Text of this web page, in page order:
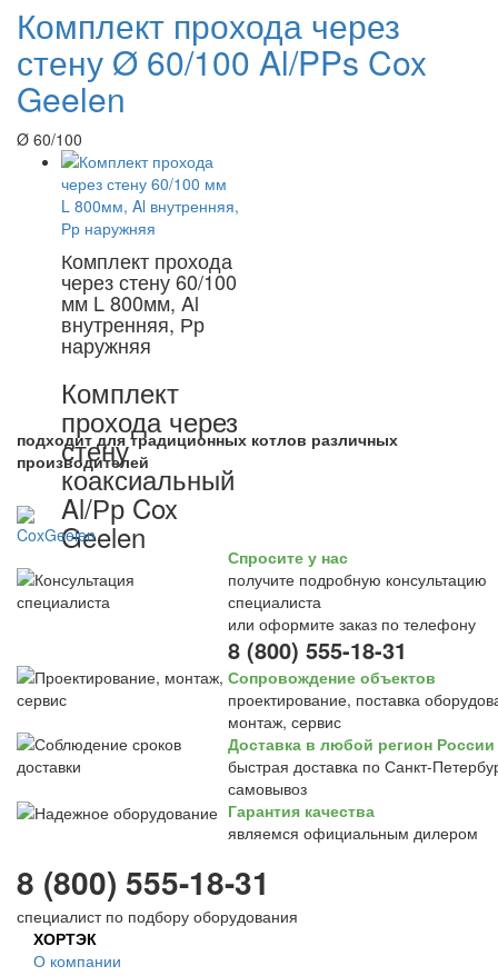
Комплект прохода через
стену Ø 60/100 Al/PPs Cox
Geelen
Ø 60/100
Комплект прохода
через стену 60/100
мм L 800мм, Al
внутренняя, Рр
наружняя
Комплект
прохода через
стену
коаксиальный
Al/Рр Cox
Geelen
подходит для традиционных котлов различных
производителей
Спросите у нас
получите подробную консультацию
специалиста
или оформите заказ по телефону
8 (800) 555-18-31
Сопровождение объектов
проектирование, поставка
монтаж, сервис
Доставка в любой регион России
быстрая доставка по Санкт-
самовывоз
Гарантия качества
являемся официальным дилером
8 (800) 555-18-31
специалист по подбору оборудования
ХОРТЭК
О компании